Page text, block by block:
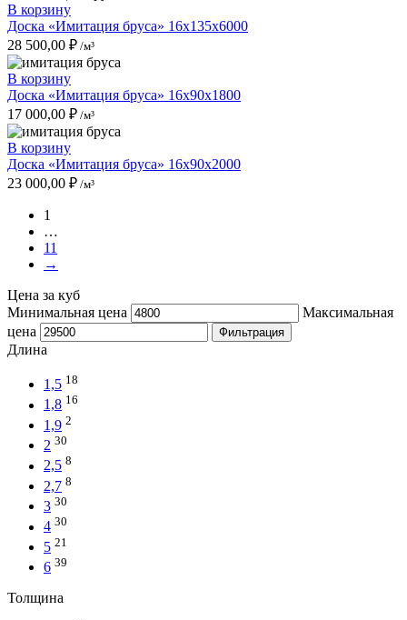
В корзину
Доска «Имитация бруса» 16x135x6000
28 500,00 ₽ /м³
В корзину
Доска «Имитация бруса» 16x90x1800
17 000,00 ₽ /м³
В корзину
Доска «Имитация бруса» 16x90x2000
23 000,00 ₽ /м³
1
…
11
→
Цена за куб
Минимальная цена
Максимальная
цена
Фильтрация
Длина
1,5 18
1,8 16
1,9 2
2 30
2,5 8
2,7 8
3 30
4 30
5 21
6 39
Толщина